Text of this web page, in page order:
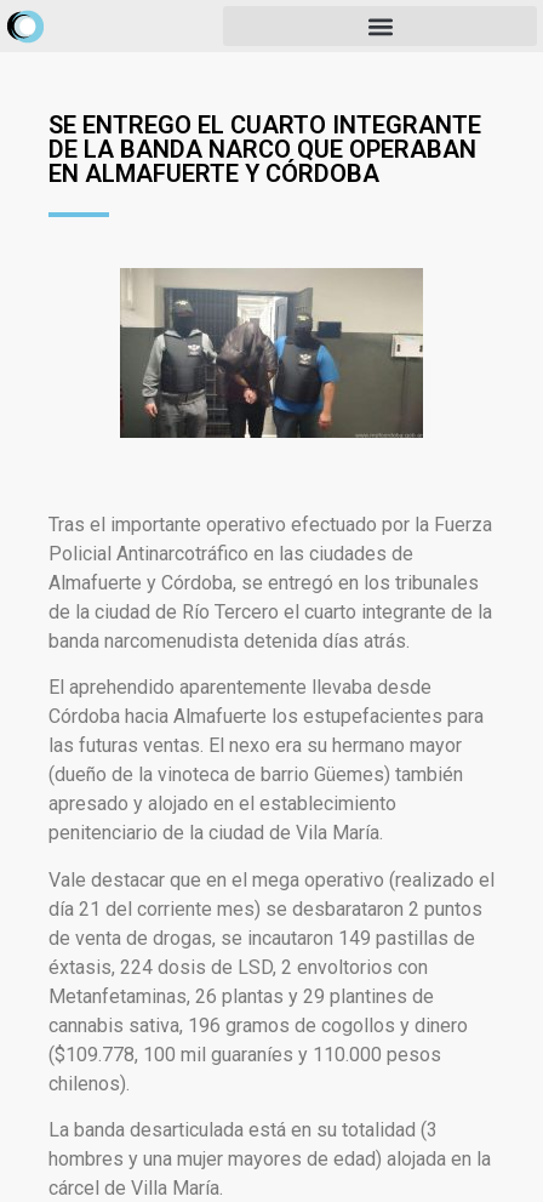
SE ENTREGO EL CUARTO INTEGRANTE
DE LA BANDA NARCO QUE OPERABAN
EN ALMAFUERTE Y CÓRDOBA
Tras el importante operativo efectuado por la Fuerza
Policial Antinarcotráfico en las ciudades de
Almafuerte y Córdoba, se entregó en los tribunales
de la ciudad de Río Tercero el cuarto integrante de la
banda narcomenudista detenida días atrás.
El aprehendido aparentemente llevaba desde
Córdoba hacia Almafuerte los estupefacientes para
las futuras ventas. El nexo era su hermano mayor
(dueño de la vinoteca de barrio Güemes) también
apresado y alojado en el establecimiento
penitenciario de la ciudad de Vila María.
Vale destacar que en el mega operativo (realizado el
día 21 del corriente mes) se desbarataron 2 puntos
de venta de drogas, se incautaron 149 pastillas de
éxtasis, 224 dosis de LSD, 2 envoltorios con
Metanfetaminas, 26 plantas y 29 plantines de
cannabis sativa, 196 gramos de cogollos y dinero
($109.778, 100 mil guaraníes y 110.000 pesos
chilenos).
La banda desarticulada está en su totalidad (3
hombres y una mujer mayores de edad) alojada en la
cárcel de Villa María.